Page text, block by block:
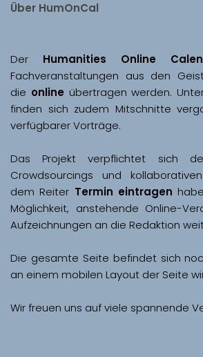
Über HumOnCal
Der Humanities Online
Fachveranstaltungen aus den
die online übertragen werden.
finden sich zudem Mitschnitte
Das Projekt verpflichtet sich
Crowdsourcings und
dem Reiter Termin eintragen
Möglichkeit, anstehende Online-
Aufzeichnungen an die Redaktion
Die gesamte Seite befindet sich
Wir freuen uns auf viele spannende